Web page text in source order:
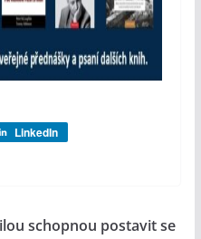
LinkedIn
schopnou postavit se